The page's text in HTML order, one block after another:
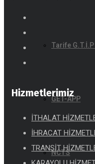
Tarife
GET-APP
NCTS
Hizmetlerimiz
İTHALAT
İHRACAT
TRANSİT